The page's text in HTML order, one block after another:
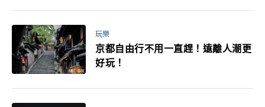
玩樂
京都自由行不用一直趕！遠離人潮更
好玩！